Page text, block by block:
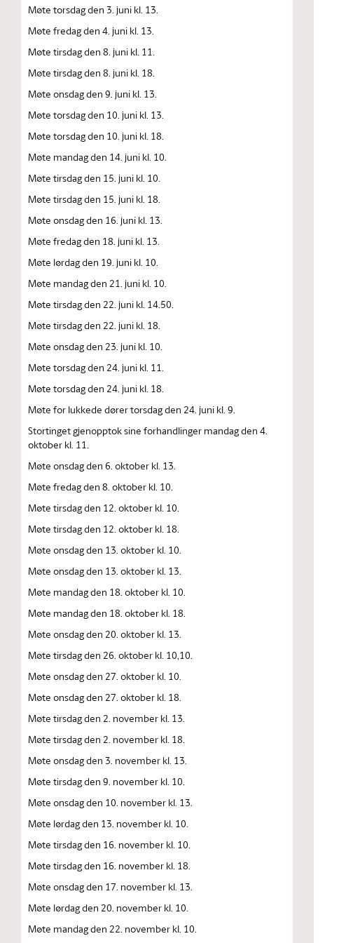
Møte torsdag den 3. juni kl. 13.
Møte fredag den 4. juni kl. 13.
Møte tirsdag den 8. juni kl. 11.
Møte tirsdag den 8. juni kl. 18.
Møte onsdag den 9. juni kl. 13.
Møte torsdag den 10. juni kl. 13.
Møte torsdag den 10. juni kl. 18.
Møte mandag den 14. juni kl. 10.
Møte tirsdag den 15. juni kl. 10.
Møte tirsdag den 15. juni kl. 18.
Møte onsdag den 16. juni kl. 13.
Møte fredag den 18. juni kl. 13.
Møte lørdag den 19. juni kl. 10.
Møte mandag den 21. juni kl. 10.
Møte tirsdag den 22. juni kl. 14.50.
Møte tirsdag den 22. juni kl. 18.
Møte onsdag den 23. juni kl. 10.
Møte torsdag den 24. juni kl. 11.
Møte torsdag den 24. juni kl. 18.
Møte for lukkede dører torsdag den 24. juni kl. 9.
Stortinget gjenopptok sine forhandlinger mandag den 4.
oktober kl. 11.
Møte onsdag den 6. oktober kl. 13.
Møte fredag den 8. oktober kl. 10.
Møte tirsdag den 12. oktober kl. 10.
Møte tirsdag den 12. oktober kl. 18.
Møte onsdag den 13. oktober kl. 10.
Møte onsdag den 13. oktober kl. 13.
Møte mandag den 18. oktober kl. 10.
Møte mandag den 18. oktober kl. 18.
Møte onsdag den 20. oktober kl. 13.
Møte tirsdag den 26. oktober kl. 10,10.
Møte onsdag den 27. oktober kl. 10.
Møte onsdag den 27. oktober kl. 18.
Møte tirsdag den 2. november kl. 13.
Møte tirsdag den 2. november kl. 18.
Møte onsdag den 3. november kl. 13.
Møte tirsdag den 9. november kl. 10.
Møte onsdag den 10. november kl. 13.
Møte lørdag den 13. november kl. 10.
Møte tirsdag den 16. november kl. 10.
Møte tirsdag den 16. november kl. 18.
Møte onsdag den 17. november kl. 13.
Møte lørdag den 20. november kl. 10.
Møte mandag den 22. november kl. 10.